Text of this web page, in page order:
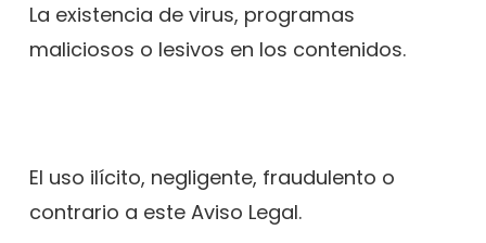
La existencia de virus, programas
maliciosos o lesivos en los contenidos.
El uso ilícito, negligente, fraudulento o
contrario a este Aviso Legal.